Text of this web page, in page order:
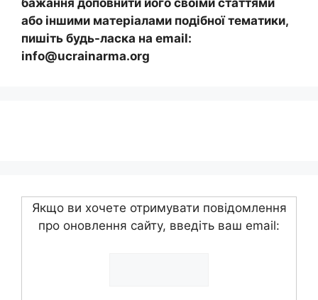
бажання доповнити його своїми статтями
або іншими матеріалами подібної тематики,
пишіть будь-ласка на email:
info@ucrainarma.org
Якщо ви хочете отримувати повідомлення
про оновлення сайту, введіть ваш email: